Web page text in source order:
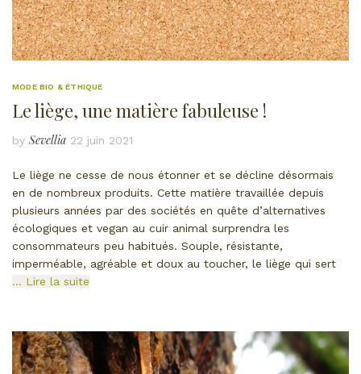
MODE BIO & ÉTHIQUE
Le liège, une matière fabuleuse !
by Sevellia 22 juin 2021
Le liège ne cesse de nous étonner et se décline désormais
en de nombreux produits. Cette matière travaillée depuis
plusieurs années par des sociétés en quête d’alternatives
écologiques et vegan au cuir animal surprendra les
consommateurs peu habitués. Souple, résistante,
imperméable, agréable et doux au toucher, le liège qui sert
… Lire la suite